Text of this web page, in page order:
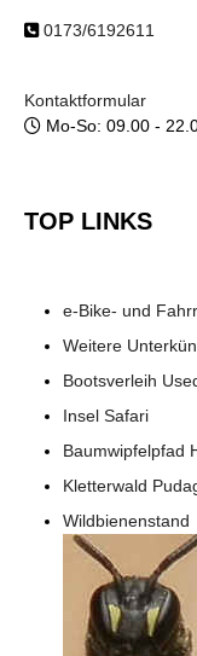
0173/6192611
Kontaktformular
Mo-So: 09.00 -
TOP LINKS
e-Bike- und
Weitere
Bootsverleih
Insel Safari
Baumwipfelpfad
Kletterwald
Wildbienenstand